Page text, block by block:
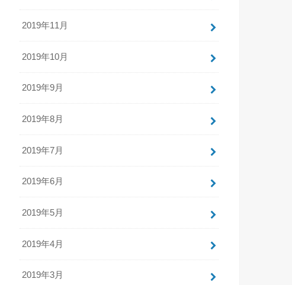
2019年11月
2019年10月
2019年9月
2019年8月
2019年7月
2019年6月
2019年5月
2019年4月
2019年3月